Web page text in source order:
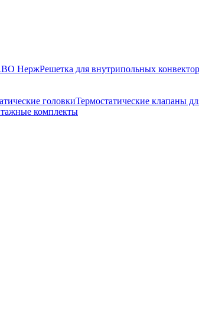
НержРешетка для внутрипольных
головкиТермостатические клапаны
комплекты